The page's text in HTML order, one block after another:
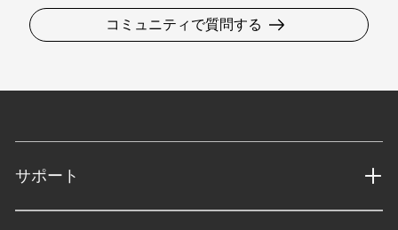
コミュニティで質問する
サポート